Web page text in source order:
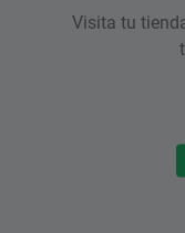
Visita tu